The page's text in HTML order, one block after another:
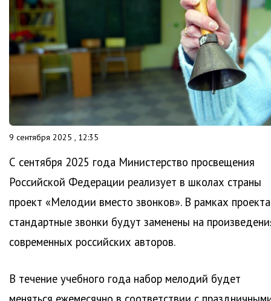
9 сентября 2025 , 12:35
С сентября 2025 года Министерство просвещения
Российской Федерации реализует в школах страны
проект «Мелодии вместо звонков». В рамках проекта
стандартные звонки будут заменены на
современных российских авторов.
В течение учебного года набор мелодий будет